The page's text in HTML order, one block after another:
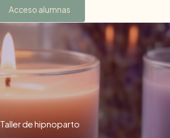
Acceso alumnas
Taller de hipnoparto